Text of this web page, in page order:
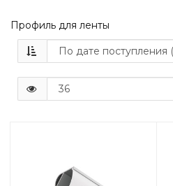
Профиль для ленты